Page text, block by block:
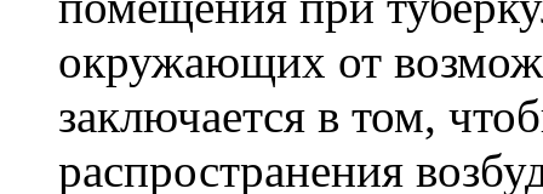
окружающих от
заключается в том,
распространения